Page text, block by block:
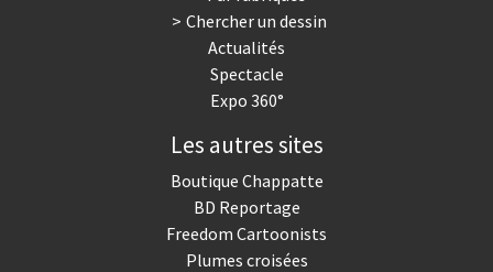
Chercher un dessin
Actualités
Spectacle
Expo 360°
Les autres sites
Boutique Chappatte
BD Reportage
Freedom Cartoonists
Plumes croisées